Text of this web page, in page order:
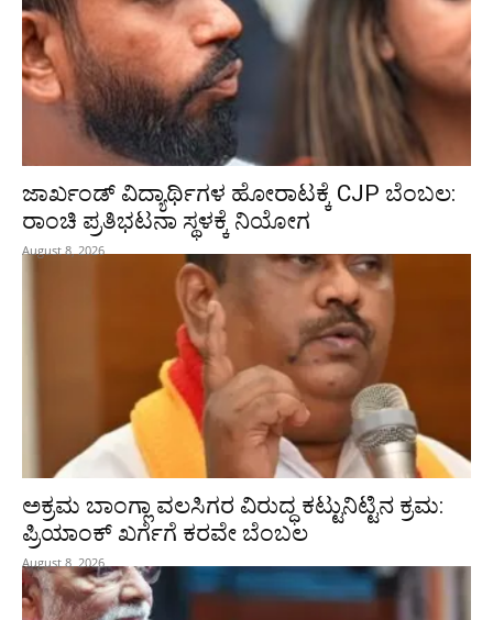
ಜಾರ್ಖಂಡ್‌ ವಿದ್ಯಾರ್ಥಿಗಳ ಹೋರಾಟಕ್ಕೆ CJP ಬೆಂಬಲ:
ರಾಂಚಿ ಪ್ರತಿಭಟನಾ ಸ್ಥಳಕ್ಕೆ ನಿಯೋಗ
August 8, 2026
ಅಕ್ರಮ ಬಾಂಗ್ಲಾ ವಲಸಿಗರ ವಿರುದ್ಧ ಕಟ್ಟುನಿಟ್ಟಿನ ಕ್ರಮ:
ಪ್ರಿಯಾಂಕ್ ಖರ್ಗೆಗೆ ಕರವೇ ಬೆಂಬಲ
August 8, 2026